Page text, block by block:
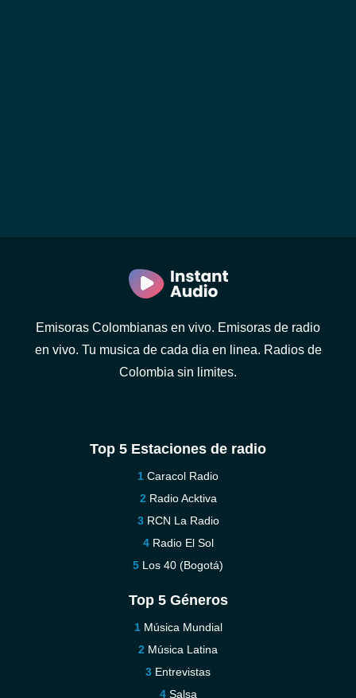
Emisoras Colombianas en vivo. Emisoras de radio
en vivo. Tu musica de cada dia en linea. Radios de
Colombia sin limites.
Top 5 Estaciones de radio
Caracol Radio
Radio Acktiva
RCN La Radio
Radio El Sol
Los 40 (Bogotá)
Top 5 Géneros
Música Mundial
Música Latina
Entrevistas
Salsa